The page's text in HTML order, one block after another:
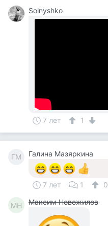
Solnyshko
7 лет 1
ГМ Галина Мазяркина
7 лет 1 0
МН Максим Новожилов